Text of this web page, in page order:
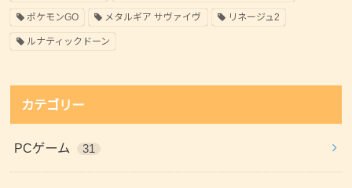
ポケモンGO メタルギア サヴァイヴ リネージュ2
ルナティックドーン
カテゴリー
PCゲーム 31